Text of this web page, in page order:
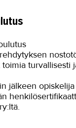
turvallisesti
jälkeen